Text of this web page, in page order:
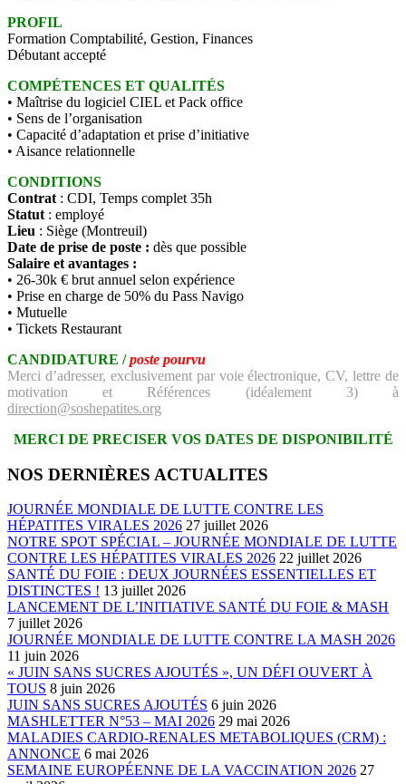
PROFIL
Formation Comptabilité, Gestion, Finances
Débutant accepté
COMPÉTENCES ET QUALITÉS
• Maîtrise du logiciel CIEL et Pack office
• Sens de l’organisation
• Capacité d’adaptation et prise d’initiative
• Aisance relationnelle
CONDITIONS
Contrat : CDI, Temps complet 35h
Statut : employé
Lieu : Siège (Montreuil)
Date de prise de poste : dès que possible
Salaire et avantages :
• 26-30k € brut annuel selon expérience
• Prise en charge de 50% du Pass Navigo
• Mutuelle
• Tickets Restaurant
CANDIDATURE /poste pourvu
Merci d’adresser, exclusivement par voie électronique, CV, lettre de
motivation et Références (idéalement 3) à
direction@soshepatites.org
MERCI DE PRECISER VOS DATES DE DISPONIBILITÉ
NOS DERNIÈRES ACTUALITES
JOURNÉE MONDIALE DE LUTTE CONTRE LES
HÉPATITES VIRALES 2026 27 juillet 2026
NOTRE SPOT SPÉCIAL – JOURNÉE MONDIALE DE LUTTE
CONTRE LES HÉPATITES VIRALES 2026 22 juillet 2026
SANTÉ DU FOIE : DEUX JOURNÉES ESSENTIELLES ET
DISTINCTES ! 13 juillet 2026
LANCEMENT DE L’INITIATIVE SANTÉ DU FOIE & MASH
7 juillet 2026
JOURNÉE MONDIALE DE LUTTE CONTRE LA MASH 2026
11 juin 2026
« JUIN SANS SUCRES AJOUTÉS », UN DÉFI OUVERT À
TOUS 8 juin 2026
JUIN SANS SUCRES AJOUTÉS 6 juin 2026
MASHLETTER N°53 – MAI 2026 29 mai 2026
MALADIES CARDIO-RENALES METABOLIQUES (CRM) :
ANNONCE 6 mai 2026
SEMAINE EUROPÉENNE DE LA VACCINATION 2026 27